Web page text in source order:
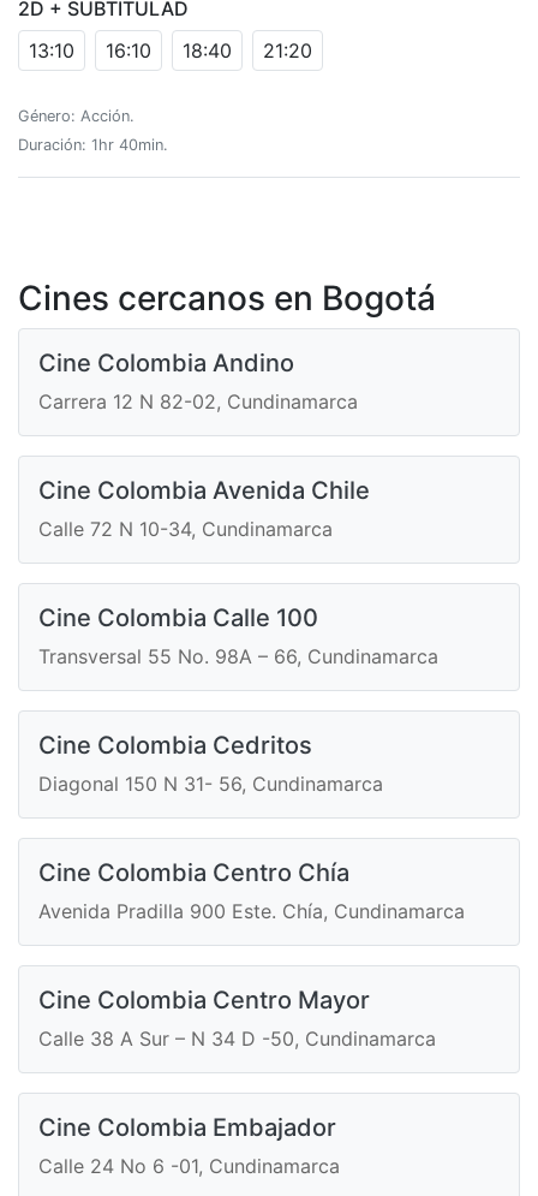
2D + SUBTITULAD
13:10
16:10 18:40 21:20
Género: Acción.
Duración: 1hr 40min.
Cines cercanos en Bogotá
Cine Colombia Andino
Carrera 12 N 82-02, Cundinamarca
Cine Colombia Avenida Chile
Calle 72 N 10-34, Cundinamarca
Cine Colombia Calle 100
Transversal 55 No. 98A – 66, Cundinamarca
Cine Colombia Cedritos
Diagonal 150 N 31- 56, Cundinamarca
Cine Colombia Centro Chía
Avenida Pradilla 900 Este. Chía, Cundinamarca
Cine Colombia Centro Mayor
Calle 38 A Sur – N 34 D -50, Cundinamarca
Cine Colombia Embajador
Calle 24 No 6 -01, Cundinamarca